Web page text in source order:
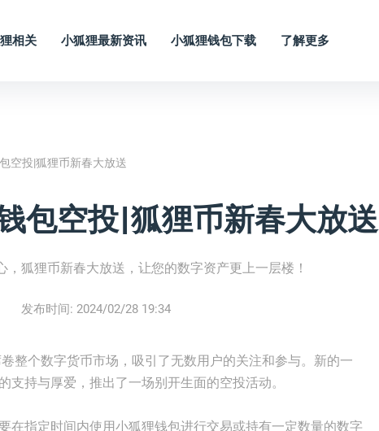
相关 小狐狸最新资讯 小狐狸钱包下载 了解更多
空投|狐狸币新春大放送
包空投|狐狸币新春大放送
狐狸币新春大放送，让您的数字资产更上一层楼！
发布时间: 2024/02/28 19:34
整个数字货币市场，吸引了无数用户的关注和参与。新的一
支持与厚爱，推出了一场别开生面的空投活动。
在指定时间内使用小狐狸钱包进行交易或持有一定数量的数字